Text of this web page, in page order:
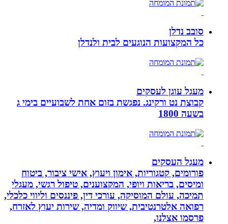
סובב נדלן
כל המקצועות הנוגעים לבית ולנדלן
מעגל עוגן לעסקים
קבוצת נט ורקינג. נפגשת בזום אחת לשבועיים בימי ג
בשעה 1800
מעגל העסקים
פורומים, קטגוריות, אימון ויעוץ, אישי ציבור, ביטוח
ומיסים, בריאות ויופי, המקצוענים, טיפול רגשי, מעגלי
תמיכה, עולם המוסיקה, עורכי דין, פיננסים וליווי כלכלי,
רפואה אלטרנטיבית, שיווק ומדיה, שירות יעוץ לאזרח,
פרסמו אצלנו,